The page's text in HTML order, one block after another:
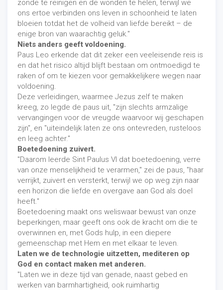
zonde te reinigen en de wonden te helen, terwijl we
ons ertoe verbinden ons leven in schoonheid te laten
bloeien totdat het de volheid van liefde bereikt – de
enige bron van waarachtig geluk."
Niets anders geeft voldoening.
Paus Leo erkende dat dit zeker een veeleisende reis is
en dat het risico altijd blijft bestaan ​​om ontmoedigd te
raken of om te kiezen voor gemakkelijkere wegen naar
voldoening.
Deze verleidingen, waarmee Jezus zelf te maken
kreeg, zo legde de paus uit, "zijn slechts armzalige
vervangingen voor de vreugde waarvoor wij geschapen
zijn", en "uiteindelijk laten ze ons ontevreden, rusteloos
en leeg achter."
Boetedoening zuivert.
"Daarom leerde Sint Paulus VI dat boetedoening, verre
van onze menselijkheid te verarmen," zei de paus, "haar
verrijkt, zuivert en versterkt, terwijl we op weg zijn naar
een horizon die liefde en overgave aan God als doel
heeft."
Boetedoening maakt ons weliswaar bewust van onze
beperkingen, maar geeft ons ook de kracht om die te
overwinnen en, met Gods hulp, in een diepere
gemeenschap met Hem en met elkaar te leven.
Laten we de technologie uitzetten, mediteren op
God en contact maken met anderen.
"Laten we in deze tijd van genade, naast gebed en
werken van barmhartigheid, ook ruimhartig